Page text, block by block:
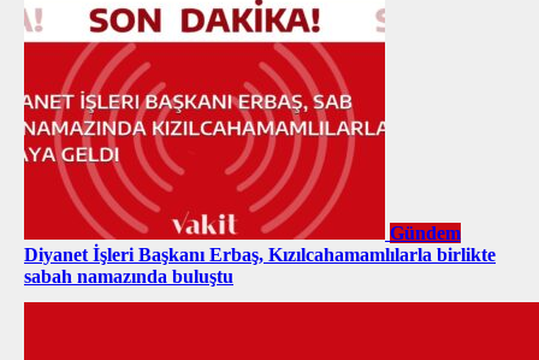
Gündem
Diyanet İşleri Başkanı Erbaş, Kızılcahamamlılarla birlikte
sabah namazında buluştu